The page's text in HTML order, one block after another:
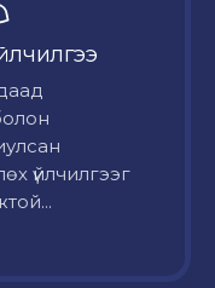
үйлчилгээг